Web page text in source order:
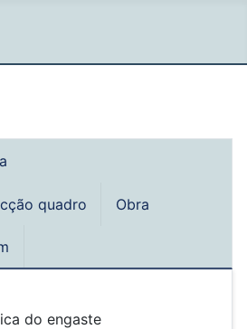
quadro Obra
do engaste